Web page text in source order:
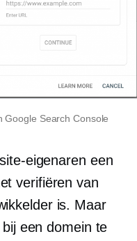
Google Search Console
eigenaren een
verifiëren van
is. Maar
een domein te